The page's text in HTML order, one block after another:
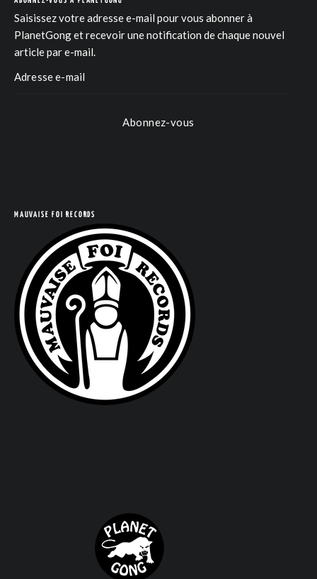
Saisissez votre adresse e-mail pour vous abonner à
PlanetGong et recevoir une notification de chaque nouvel
article par e-mail.
Abonnez-vous
MAUVAISE FOI RECORDS